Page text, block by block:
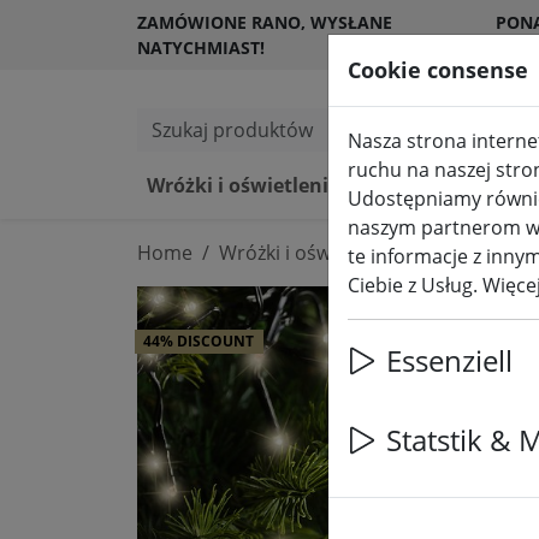
ZAMÓWIONE RANO, WYSŁANE
NATYCHMIAST!
Szukaj produktów
Wróżki i oświetlenie Świece
Home Wróżki i oświetlenie
44% DISCOUNT
Cookie consense
Nasza strona
ruchu na naszej
Udostępniamy
naszym partnerom
te informacje z
Ciebie z Usług.
Essenziell
Statstik &